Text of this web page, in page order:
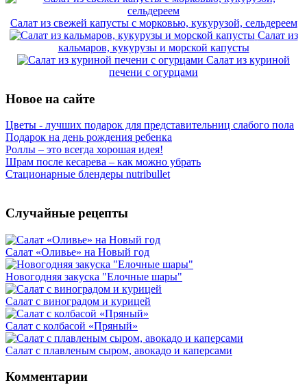
Салат из свежей капусты с морковью, кукурузой, сельдереем
Салат из
кальмаров, кукурузы и морской капусты
Салат из куриной
печени с огурцами
Новое на сайте
Цветы - лучших подарок для представительниц слабого пола
Подарок на день рождения ребенка
Роллы – это всегда хорошая идея!
Шрам после кесарева – как можно убрать
Стационарные блендеры nutribullet
Случайные рецепты
Салат «Оливье» на Новый год
Новогодняя закуска "Елочные шары"
Салат с виноградом и курицей
Салат с колбасой «Пряный»
Салат с плавленым сыром, авокадо и каперсами
Комментарии